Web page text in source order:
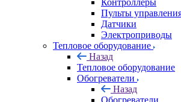
Контроллеры
Пульты
Датчики
Электроприводы
Тепловое оборудование
Назад
Тепловое оборудование
Обогреватели
Назад
Обогреватели